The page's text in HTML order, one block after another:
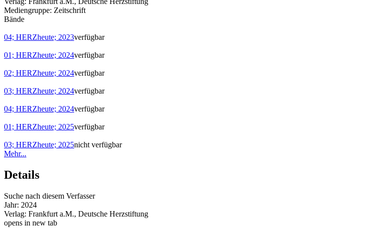
Mediengruppe: Zeitschrift
Bände
04; HERZheute; 2023verfügbar
01; HERZheute; 2024verfügbar
02; HERZheute; 2024verfügbar
03; HERZheute; 2024verfügbar
04; HERZheute; 2024verfügbar
01; HERZheute; 2025verfügbar
03; HERZheute; 2025nicht verfügbar
Mehr...
Details
Suche nach diesem Verfasser
Jahr: 2024
Verlag: Frankfurt a.M., Deutsche Herzstiftung
opens in new tab